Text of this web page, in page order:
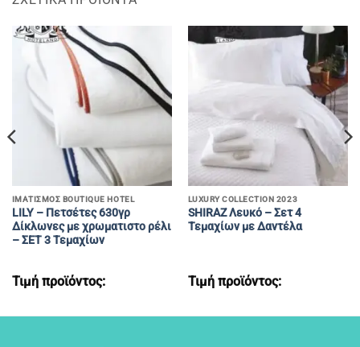
ΙΜΑΤΙΣΜΌΣ BOUTIQUE HOTEL
LILY – Πετσέτες 630γρ
Δίκλωνες με χρωματιστο ρέλι
– ΣΕΤ 3 Τεμαχίων
Τιμή προϊόντος:
LUXURY COLLECTION 2023
SHIRAZ Λευκό – Σετ 4
Τεμαχίων με Δαντέλα
Τιμή προϊόντος: